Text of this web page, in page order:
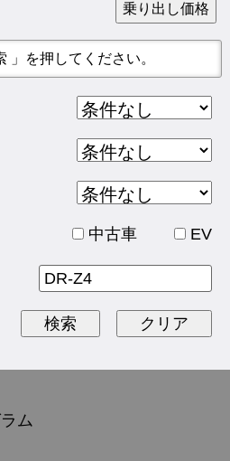
乗り出し価格
」を押してください。
中古車 EV
ム